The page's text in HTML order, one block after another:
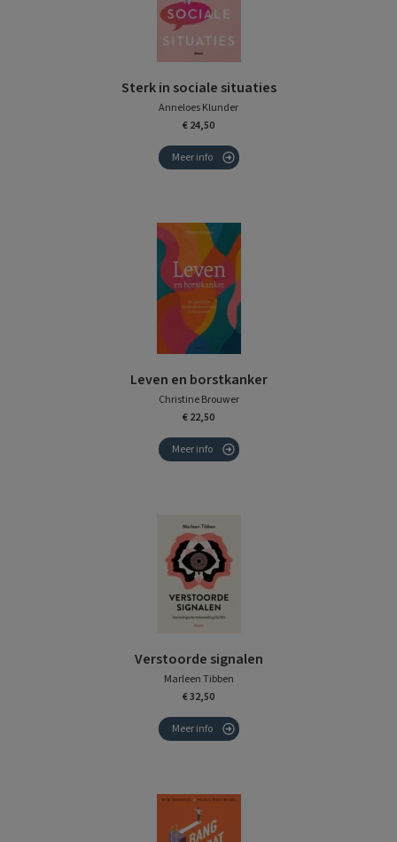
Sterk in sociale situaties
Anneloes Klunder
€ 24,50
Meer info
Leven en borstkanker
Christine Brouwer
€ 22,50
Meer info
Verstoorde signalen
Marleen Tibben
€ 32,50
Meer info